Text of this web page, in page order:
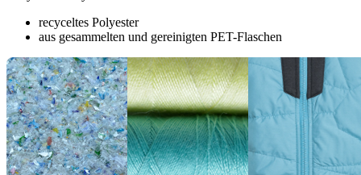
recyceltes Polyester
aus gesammelten und gereinigten PET-Flaschen